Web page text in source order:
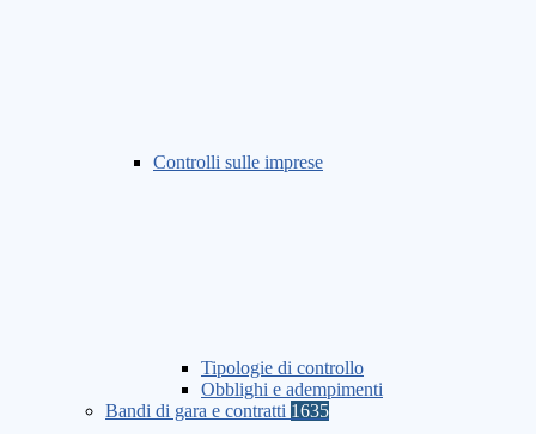
Controlli sulle imprese
Tipologie di controllo
Obblighi e adempimenti
Bandi di gara e contratti 1635